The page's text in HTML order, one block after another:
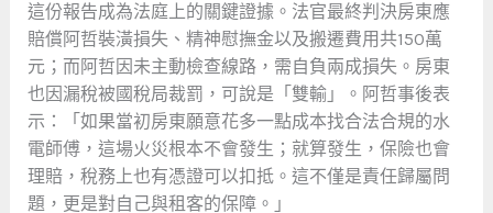
這份報告成為法庭上的關鍵證據。法官最終判決房東應
賠償阿哲裝潢損失、精神慰撫金以及搬遷費用共150萬
元；而阿哲因未主動檢查線路，需自負兩成損失。房東
也因漏稅被國稅局裁罰，可說是「雙輸」。阿哲事後表
示：「如果當初房東願意花多一點成本找合法合規的水
電師傅，這場火災根本不會發生；就算發生，保險也會
理賠，稅務上也有憑證可以扣抵。這不僅是責任歸屬問
題，更是對自己與租客的保障。」